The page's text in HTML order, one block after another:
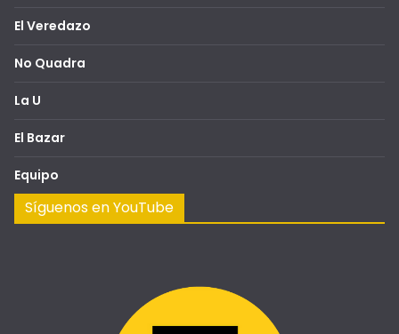
El Veredazo
No Quadra
La U
El Bazar
Equipo
Síguenos en YouTube